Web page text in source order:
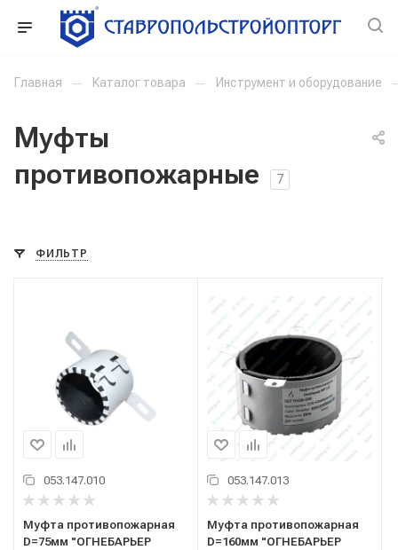
Главная — Каталог товара — Инструмент и оборудование
Муфты
противопожарные
7
ФИЛЬТР
053.147.010
Муфта противопожарная
D=75мм "ОГНЕБАРЬЕР
053.147.013
Муфта противопожарная
D=160мм "ОГНЕБАРЬЕР